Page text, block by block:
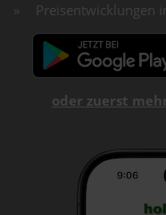
Preisentwicklungen
oder zuerst